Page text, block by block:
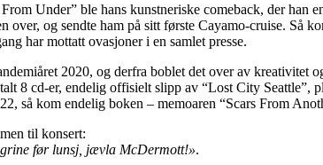
Under” ble hans kunstneriske comeback, der han
over, og sendte ham på sitt første Cayamo-cruise. Så
har mottatt ovasjoner i en samlet presse.
2020, og derfra boblet det over av
8 cd-er, endelig offisielt slipp av “Lost City
så kom endelig boken – memoaren “Scars From
til konsert:
før lunsj, jævla McDermott!».